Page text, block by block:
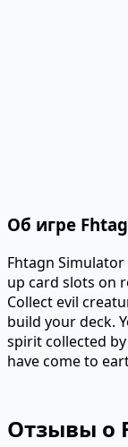
Об игре
Fhtagn
up card slots on
Collect evil
build your deck.
spirit collected
have come to
Отзывы о